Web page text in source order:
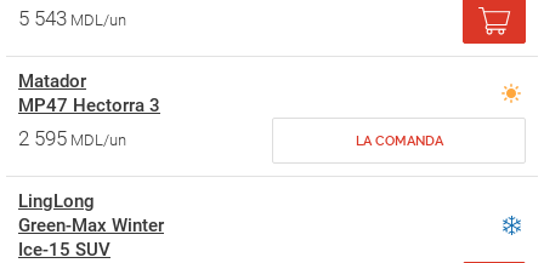
5 543 MDL/un
Matador
MP47 Hectorra 3
2 595 MDL/un LA COMANDA
LingLong
Green-Max Winter
Ice-15 SUV